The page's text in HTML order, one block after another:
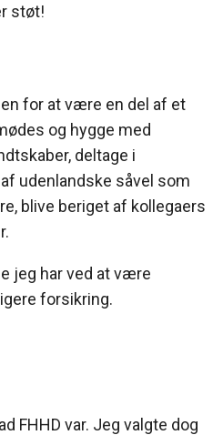
støt!
for at være en del af et
og hygge med
deltage i
udenlandske såvel som
blive beriget af kollegaers
jeg har ved at være
forsikring.
FHHD var. Jeg valgte dog